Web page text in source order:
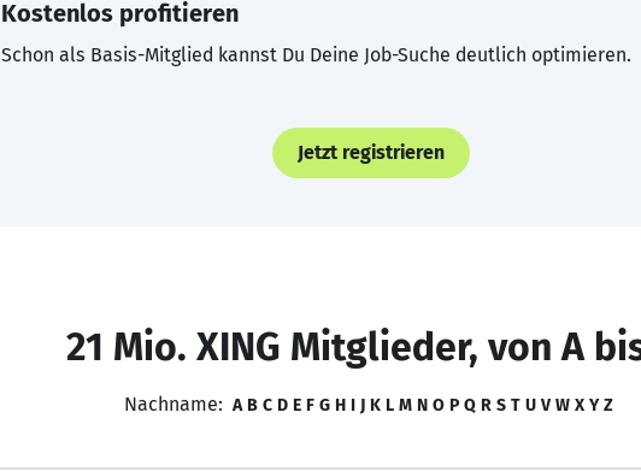
Kostenlos profitieren
Schon als Basis-Mitglied kannst Du Deine Job-Suche deutlich optimieren.
Jetzt registrieren
21 Mio. XING Mitglieder, von A
Nachname: A B C D E F G H I J K L M N O P Q R S T U V W X Y Z